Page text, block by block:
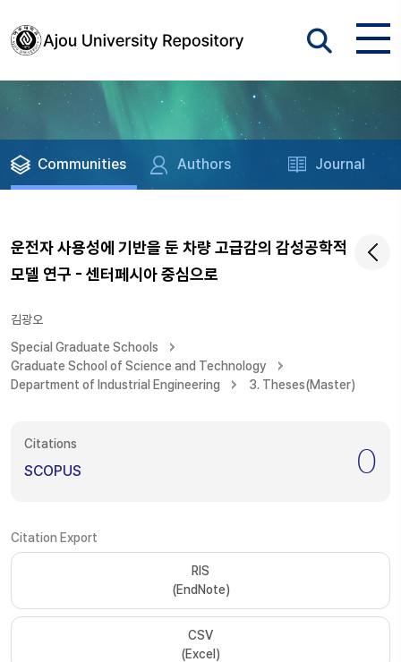
Communities Authors Journal
운전자 사용성에 기반을 둔 차량 고급감의 감성공학적
모델 연구 - 센터페시아 중심으로
김광오
Special Graduate Schools
Graduate School of Science and Technology
Department of Industrial Engineering
3. Theses(Master)
Citations
SCOPUS 0
Citation Export
RIS
(EndNote)
CSV
(Excel)